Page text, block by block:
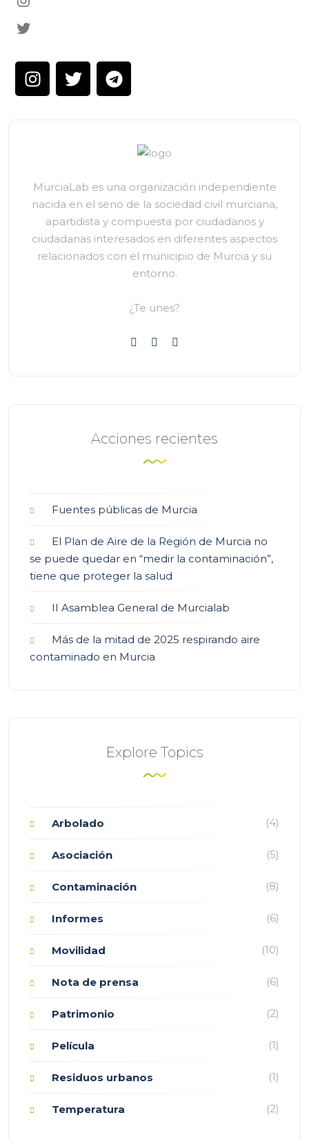
MurciaLab es una organización independiente
nacida en el seno de la sociedad civil murciana,
apartidista y compuesta por ciudadanos y
ciudadanas interesados en diferentes aspectos
relacionados con el municipio de Murcia y su
entorno.
¿Te unes?
Acciones recientes
Fuentes públicas de Murcia
El Plan de Aire de la Región de Murcia no
se puede quedar en “medir la contaminación”,
tiene que proteger la salud
II Asamblea General de Murcialab
Más de la mitad de 2025 respirando aire
contaminado en Murcia
Explore Topics
Arbolado (4)
Asociación (5)
Contaminación (8)
Informes (6)
Movilidad (10)
Nota de prensa (6)
Patrimonio (2)
Película (1)
Residuos urbanos (1)
Temperatura (2)